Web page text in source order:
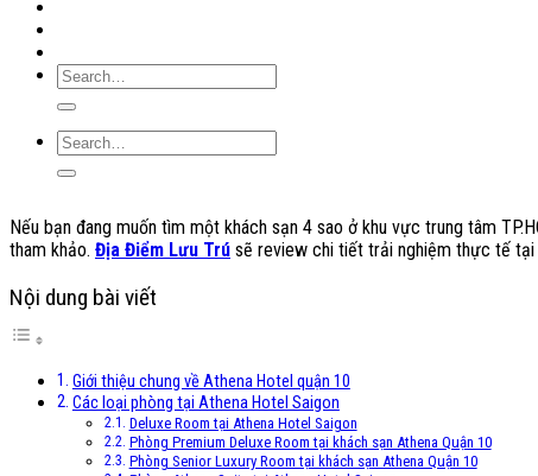
Homestay
Nếu bạn đang muốn tìm một khách sạn 4 sao ở khu vực trung tâm
tham khảo. Địa Điểm Lưu Trú sẽ review chi tiết trải nghiệm thực tế tại
Nội dung bài viết
Giới thiệu chung về Athena Hotel quận 10
Các loại phòng tại Athena Hotel Saigon
Deluxe Room tại Athena Hotel Saigon
Phòng Premium Deluxe Room tại khách sạn Athena Quận 10
Phòng Senior Luxury Room tại khách sạn Athena Quận 10